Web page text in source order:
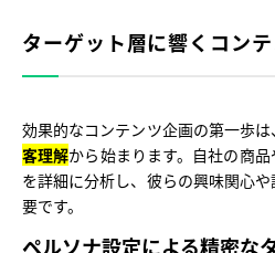
ターゲット層に響くコン
効果的なコンテンツ企画の第一歩は、
客理解から始まります。自社の商
を詳細に分析し、彼らの興味関心
要です。
ペルソナ設定による精密な